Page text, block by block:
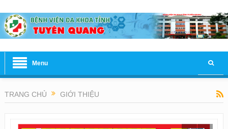
Menu
TRANG CHỦ GIỚI THIỆU